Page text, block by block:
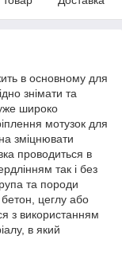
в основному для
знімати та
широко
мотузок для
зміцнювати
проводиться в
так і без
та породи
цеглу або
з використанням
в який